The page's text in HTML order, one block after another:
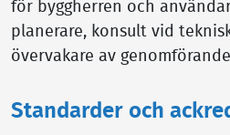
för byggherren och
planerare, konsult vid
övervakare av
Standarder och